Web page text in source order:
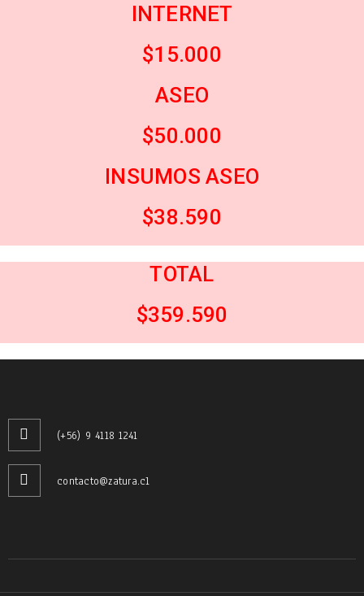
INTERNET
$15.000
ASEO
$50.000
INSUMOS ASEO
$38.590
TOTAL
$359.590
(+56) 9 4118 1241
contacto@zatura.cl